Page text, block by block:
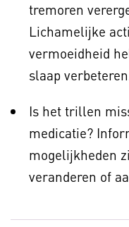
tremoren
Lichamelijke
vermoeidheid
slaap
Is het trillen
medicatie?
mogelijkheden
veranderen of